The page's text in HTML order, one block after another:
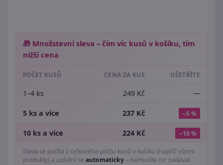
🎁 Množstevní sleva – čím víc kusů v košíku, tím
nižší cena
POČET KUSŮ CENA ZA KUS UŠETŘÍTE
1–4 ks 249 Kč —
5 ks a více 237 Kč −5 %
10 ks a více 224 Kč −10 %
Sleva se počítá z celkového počtu kusů v košíku (napříč všemi
produkty) a uplatní se automaticky– nemusíte nic zadávat.